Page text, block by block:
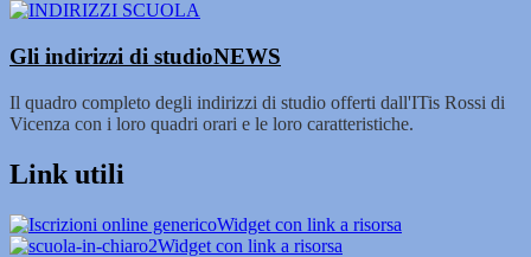
Gli indirizzi di studioNEWS
Il quadro completo degli indirizzi di studio offerti dall'ITis Rossi di
Vicenza con i loro quadri orari e le loro caratteristiche.
Link utili
Widget con link a risorsa
Widget con link a risorsa